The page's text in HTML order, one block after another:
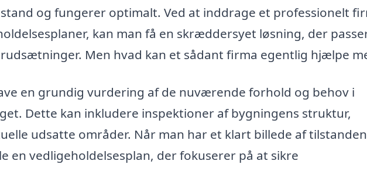
og fungerer optimalt. Ved at inddrage et professionelt
kan man få en skræddersyet løsning, der
Men hvad kan et sådant firma egentlig hjælpe
en grundig vurdering af de nuværende forhold og behov i
Dette kan inkludere inspektioner af bygningens struktur,
udsatte områder. Når man har et klart billede af
en vedligeholdelsesplan, der fokuserer på at sikre